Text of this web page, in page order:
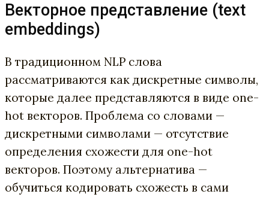
Векторное представление (text
embeddings)
В традиционном NLP слова
рассматриваются как дискретные символы,
которые далее представляются в виде one-
hot векторов. Проблема со словами —
дискретными символами — отсутствие
определения cхожести для one-hot
векторов. Поэтому альтернатива —
обучиться кодировать схожесть в сами